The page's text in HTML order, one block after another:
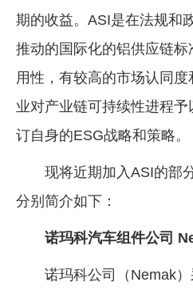
期的收益。ASI是在法规和
推动的国际化的铝供应链
用性，有较高的市场认同
业对产业链可持续性进程予
订自身的ESG战略和策略。
现将近期加入ASI的部
分别简介如下：
诺玛科汽车组件公司
诺玛科公司（Nemak